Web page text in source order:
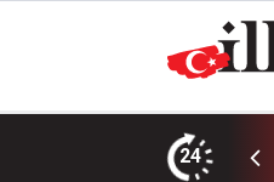
24
mı? Salah neden yok?